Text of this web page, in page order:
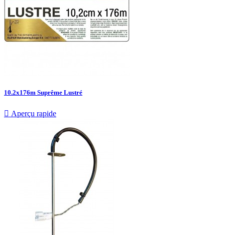
10.2x176m Suprême Lustré
 Aperçu rapide